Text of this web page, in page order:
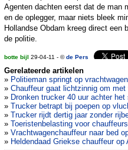
Agenten dachten eerst dat de man
en de oplegger, maar niets bleek
Hollandse Obdam kreeg direct een
de politie.
botte bijl 29-04-11 - ©de Pers
Gerelateerde artikelen
» Politieman springt op
» Chauffeur gaat lichtzinnig om met
» Dronken trucker 40 uur achter het
» Trucker betrapt bij poepen op
» Trucker rijdt dertig jaar zonder
» Toeristenbelasting voor
» Vrachtwagenchauffeur naar bed
» Heldendaad Griekse chauffeur op